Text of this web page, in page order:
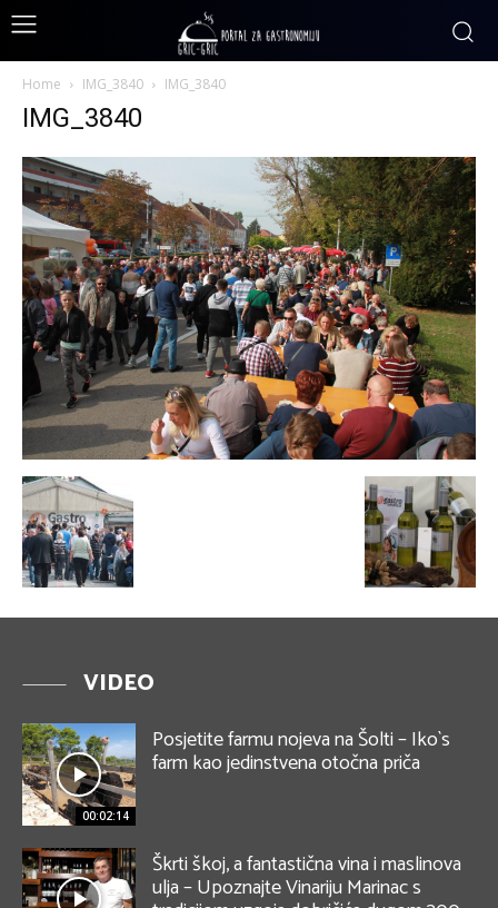
Home IMG_3840 IMG_3840
IMG_3840
VIDEO
00:02:14
Posjetite farmu nojeva na Šolti – Iko`s
farm kao jedinstvena otočna priča
Škrti škoj, a fantastična vina i maslinova
ulja – Upoznajte Vinariju Marinac s